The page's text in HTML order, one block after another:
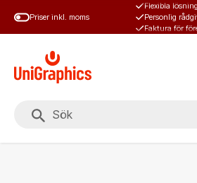
Priser inkl. moms
Flexibla
Personlig
Faktura för